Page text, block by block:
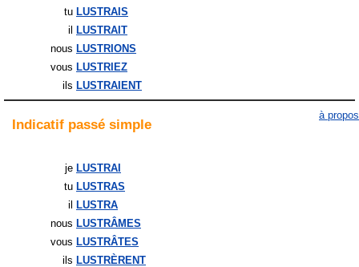
tu LUSTRAIS
il
LUSTRAIT
nous LUSTRIONS
vous LUSTRIEZ
ils LUSTRAIENT
Indicatif passé simple
à propos
je LUSTRAI
tu LUSTRAS
il
LUSTRA
nous LUSTRÂMES
vous LUSTRÂTES
ils LUSTRÈRENT